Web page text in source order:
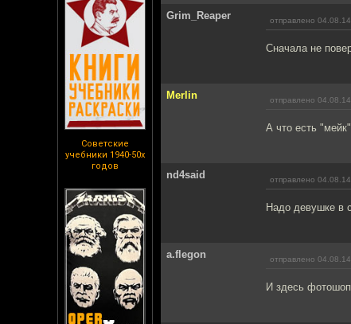
Советские
учебники 1940-50х
годов
Grim_Reaper отправлено
Сначала не
Merlin отправлено
А что есть
nd4said отправлено
Надо девушке в
a.flegon отправлено
И здесь